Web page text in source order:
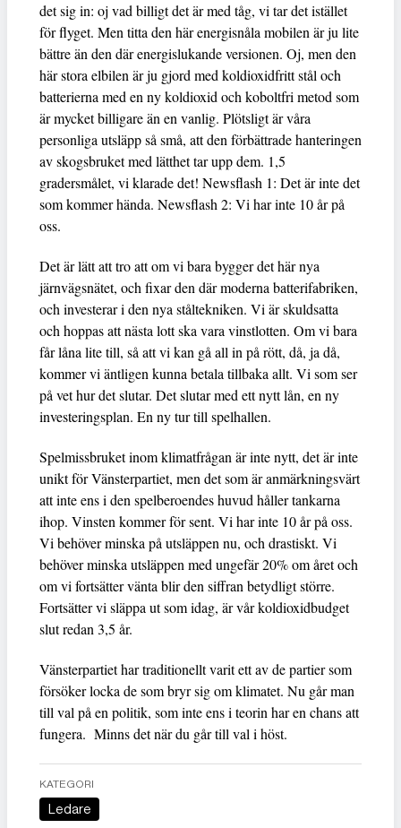
det sig in: oj vad billigt det är med tåg, vi tar det istället
för flyget. Men titta den här energisnåla mobilen är ju lite
bättre än den där energislukande versionen. Oj, men den
här stora elbilen är ju gjord med koldioxidfritt stål och
batterierna med en ny koldioxid och koboltfri metod som
är mycket billigare än en vanlig. Plötsligt är våra
personliga utsläpp så små, att den förbättrade hanteringen
av skogsbruket med lätthet tar upp dem. 1,5
gradersmålet, vi klarade det! Newsflash 1: Det är inte det
som kommer hända. Newsflash 2: Vi har inte 10 år på
oss.
Det är lätt att tro att om vi bara bygger det här nya
järnvägsnätet, och fixar den där moderna batterifabriken,
och investerar i den nya ståltekniken. Vi är skuldsatta
och hoppas att nästa lott ska vara vinstlotten. Om vi bara
får låna lite till, så att vi kan gå all in på rött, då, ja då,
kommer vi äntligen kunna betala tillbaka allt. Vi som ser
på vet hur det slutar. Det slutar med ett nytt lån, en ny
investeringsplan. En ny tur till spelhallen.
Spelmissbruket inom klimatfrågan är inte nytt, det är inte
unikt för Vänsterpartiet, men det som är anmärkningsvärt
att inte ens i den spelberoendes huvud håller tankarna
ihop. Vinsten kommer för sent. Vi har inte 10 år på oss.
Vi behöver minska på utsläppen nu, och drastiskt. Vi
behöver minska utsläppen med ungefär 20% om året och
om vi fortsätter vänta blir den siffran betydligt större.
Fortsätter vi släppa ut som idag, är vår koldioxidbudget
slut redan 3,5 år.
Vänsterpartiet har traditionellt varit ett av de partier som
försöker locka de som bryr sig om klimatet. Nu går man
till val på en politik, som inte ens i teorin har en chans att
fungera. Minns det när du går till val i höst.
KATEGORI
Ledare